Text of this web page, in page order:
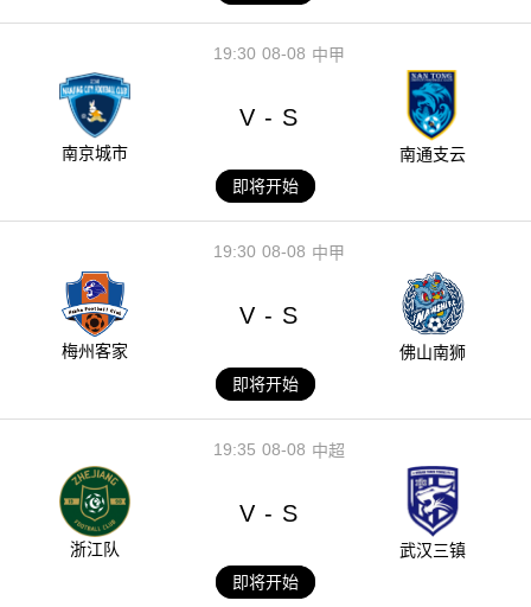
08-08
19:30 中甲
南京城市
V - S
南通支云
即将开始
08-08
19:30 中甲
梅州客家
V - S
佛山南狮
即将开始
08-08
19:35 中超
浙江队
V - S
武汉三镇
即将开始